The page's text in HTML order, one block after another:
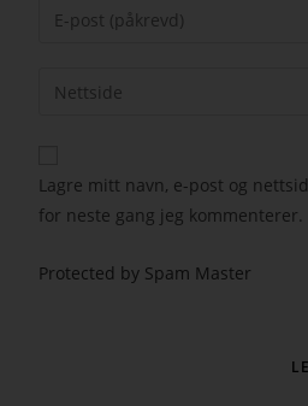
Lagre mitt navn, e-post og
for neste gang jeg kommenterer.
Protected by Spam Master